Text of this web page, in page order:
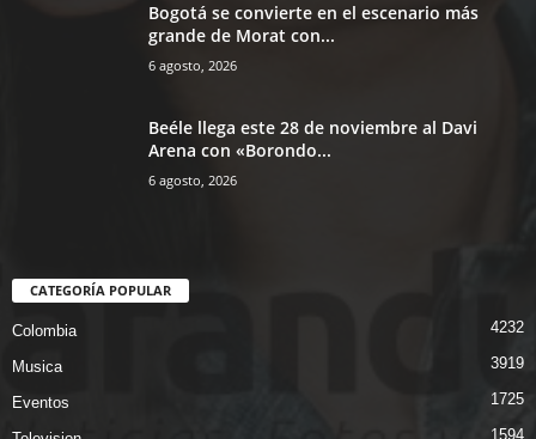
Bogotá se convierte en el escenario más
grande de Morat con...
6 agosto, 2026
Beéle llega este 28 de noviembre al Davi
Arena con «Borondo...
6 agosto, 2026
CATEGORÍA POPULAR
Colombia 4232
Musica 3919
Eventos 1725
1594